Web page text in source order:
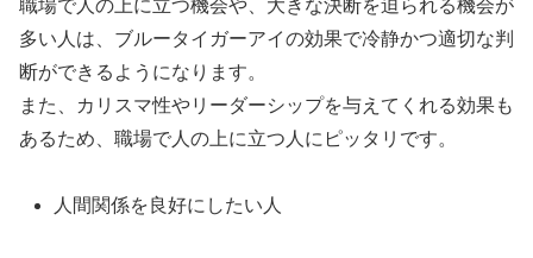
職場で人の上に立つ機会や、大きな決断を迫られる機会が
多い人は、ブルータイガーアイの効果で冷静かつ適切な判
断ができるようになります。
また、カリスマ性やリーダーシップを与えてくれる効果も
あるため、職場で人の上に立つ人にピッタリです。
人間関係を良好にしたい人